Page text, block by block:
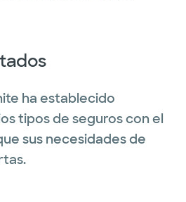
ha establecido
tipos de seguros con el
sus necesidades de